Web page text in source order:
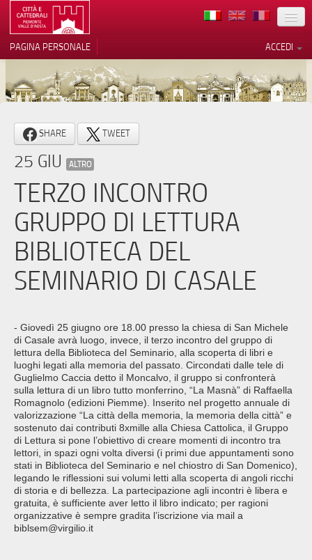
TERRITORIO
ARCHITETTURE
MUSEI
ITINERARI
EVENTI
CONTATTI
PRESS
ACCEDI
PAGINA PERSONALE
SHARE TWEET
25 GIU ALTRO
TERZO INCONTRO
GRUPPO DI LETTURA
BIBLIOTECA DEL
SEMINARIO DI CASALE
- Giovedì 25 giugno ore 18.00 presso la chiesa di San Michele
di Casale avrà luogo, invece, il terzo incontro del gruppo di
lettura della Biblioteca del Seminario, alla scoperta di libri e
luoghi legati alla memoria del passato. Circondati dalle tele di
Guglielmo Caccia detto il Moncalvo, il gruppo si confronterà
sulla lettura di un libro tutto monferrino, “La Masnà” di Raffaella
Romagnolo (edizioni Piemme). Inserito nel progetto annuale di
valorizzazione “La città della memoria, la memoria della città” e
sostenuto dai contributi 8xmille alla Chiesa Cattolica, il Gruppo
di Lettura si pone l’obiettivo di creare momenti di incontro tra
lettori, in spazi ogni volta diversi (i primi due appuntamenti sono
stati in Biblioteca del Seminario e nel chiostro di San Domenico),
legando le riflessioni sui volumi letti alla scoperta di angoli ricchi
di storia e di bellezza. La partecipazione agli incontri è libera e
gratuita, è sufficiente aver letto il libro indicato; per ragioni
organizzative è sempre gradita l’iscrizione via mail a
biblsem@virgilio.it
Informativa sulla raccolta
Le tue preferenze relative alla